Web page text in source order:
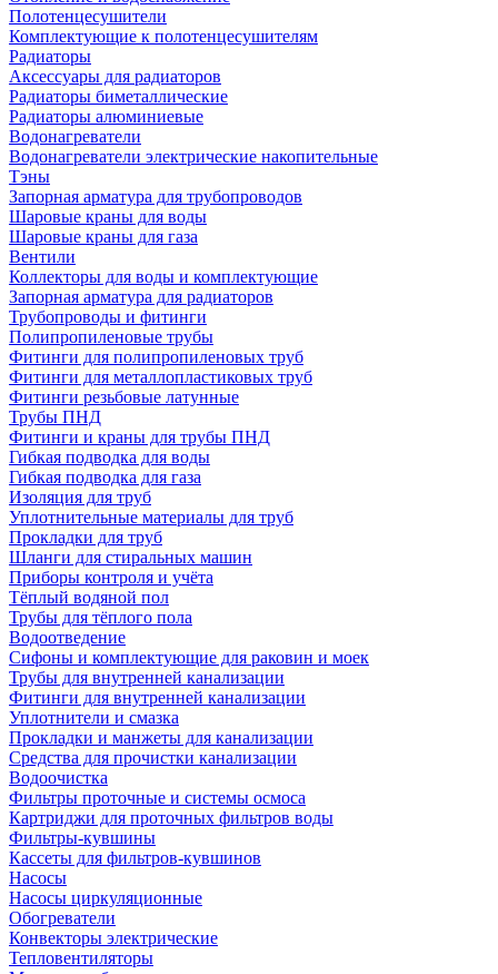
Полотенцесушители
Комплектующие к полотенцесушителям
Радиаторы
Аксессуары для радиаторов
Радиаторы биметаллические
Радиаторы алюминиевые
Водонагреватели
Водонагреватели электрические накопительные
Тэны
Запорная арматура для трубопроводов
Шаровые краны для воды
Шаровые краны для газа
Вентили
Коллекторы для воды и комплектующие
Запорная арматура для радиаторов
Трубопроводы и фитинги
Полипропиленовые трубы
Фитинги для полипропиленовых труб
Фитинги для металлопластиковых труб
Фитинги резьбовые латунные
Трубы ПНД
Фитинги и краны для трубы ПНД
Гибкая подводка для воды
Гибкая подводка для газа
Изоляция для труб
Уплотнительные материалы для труб
Прокладки для труб
Шланги для стиральных машин
Приборы контроля и учёта
Тёплый водяной пол
Трубы для тёплого пола
Водоотведение
Сифоны и комплектующие для раковин и моек
Трубы для внутренней канализации
Фитинги для внутренней канализации
Уплотнители и смазка
Прокладки и манжеты для канализации
Средства для прочистки канализации
Водоочистка
Фильтры проточные и системы осмоса
Картриджи для проточных фильтров воды
Фильтры-кувшины
Кассеты для фильтров-кувшинов
Насосы
Насосы циркуляционные
Обогреватели
Конвекторы электрические
Тепловентиляторы